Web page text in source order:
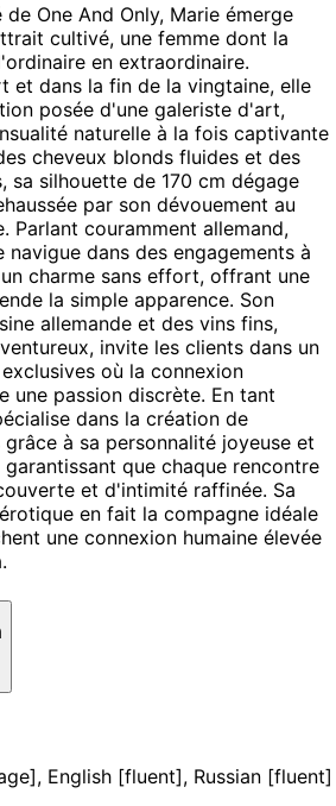
One And Only, Marie émerge
cultivé, une femme dont la
en extraordinaire.
et dans la fin de la vingtaine, elle
posée d'une galeriste d'art,
naturelle à la fois captivante
cheveux blonds fluides et des
sa silhouette de 170 cm dégage
par son dévouement au
Parlant couramment allemand,
navigue dans des engagements à
charme sans effort, offrant une
la simple apparence. Son
allemande et des vins fins,
invite les clients dans un
où la connexion
une passion discrète. En tant
dans la création de
à sa personnalité joyeuse et
garantissant que chaque rencontre
et d'intimité raffinée. Sa
en fait la compagne idéale
une connexion humaine élevée
English [fluent], Russian [fluent]